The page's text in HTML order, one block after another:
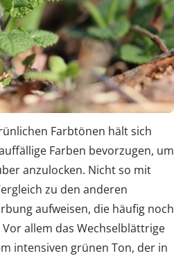
Farbtönen hält sich
Farben bevorzugen, um
anzulocken. Nicht so mit
zu den anderen
aufweisen, die häufig noch
allem das Wechselblättrige
intensiven grünen Ton, der in